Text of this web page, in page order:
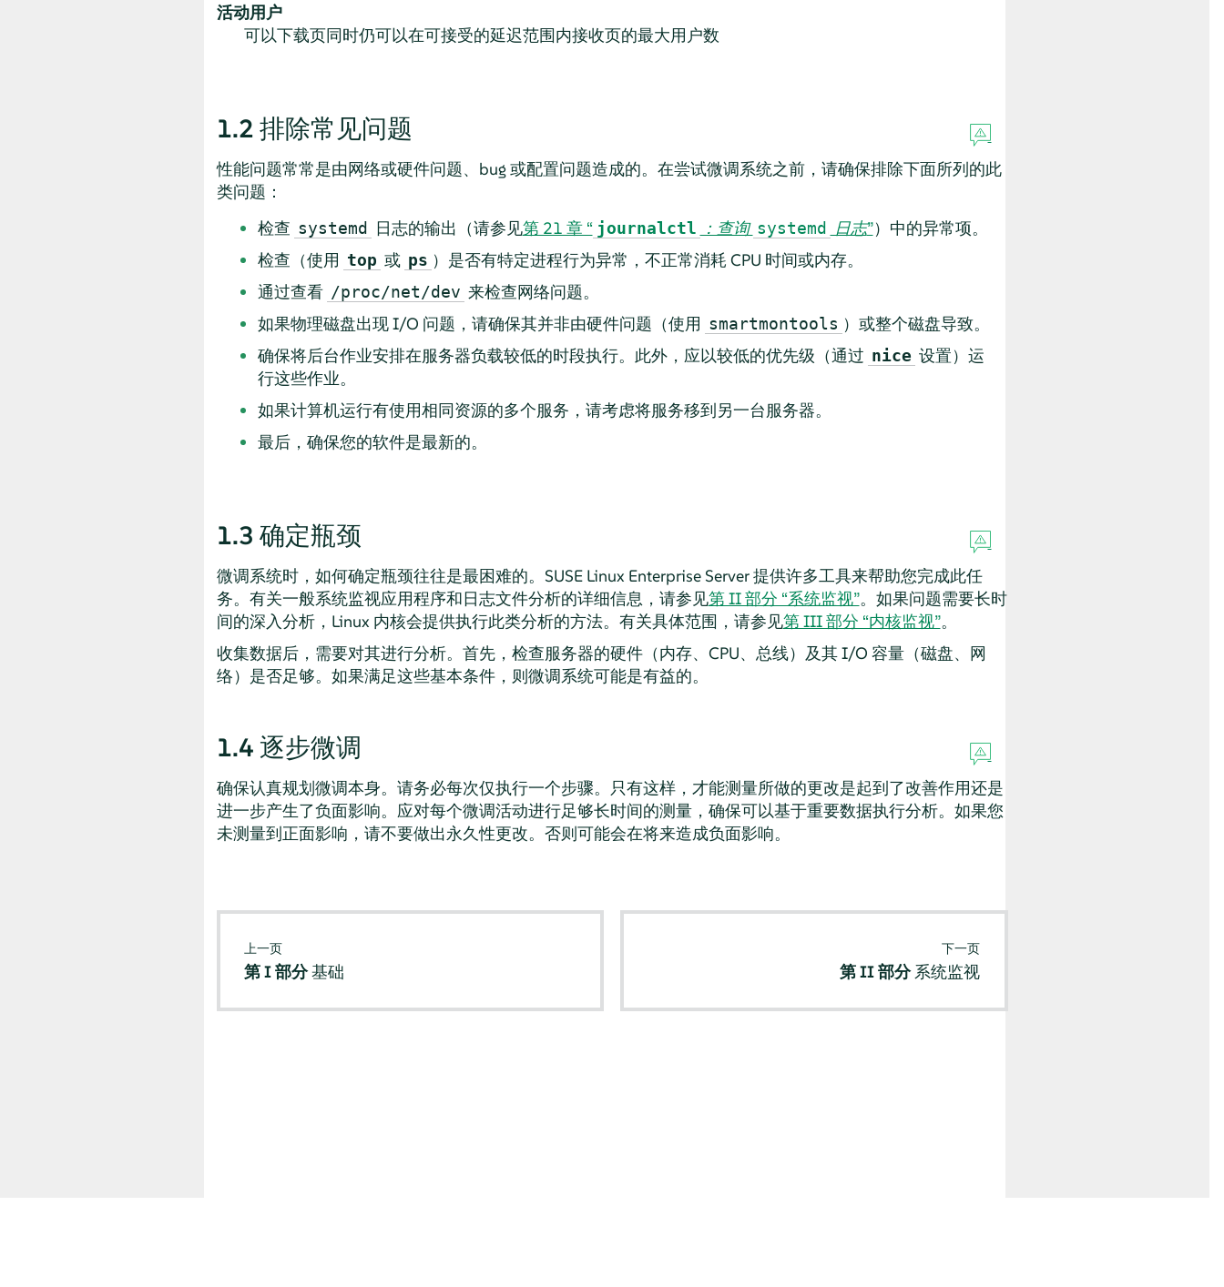
活动用户
可以下载页同时仍可以在可接受的延迟范围内接收页的最大用户数
1.2 排除常见问题
性能问题常常是由网络或硬件问题、bug 或配置问题造成的。在尝试微调系统之前，请确保排除下面所列的此
类问题：
检查 systemd 日志的输出（请参见第 21 章 “ journalctl ：查询 systemd 日志”）中的异常项。
检查（使用 top 或 ps ）是否有特定进程行为异常，不正常消耗 CPU 时间或内存。
通过查看 /proc/net/dev 来检查网络问题。
如果物理磁盘出现 I/O 问题，请确保其并非由硬件问题（使用 smartmontools ）或整个磁盘导致。
确保将后台作业安排在服务器负载较低的时段执行。此外，应以较低的优先级（通过 nice 设置）运
行这些作业。
如果计算机运行有使用相同资源的多个服务，请考虑将服务移到另一台服务器。
最后，确保您的软件是最新的。
1.3 确定瓶颈
微调系统时，如何确定瓶颈往往是最困难的。 SUSE Linux Enterprise Server提供许多工具来帮助您完成此任
务。有关一般系统监视应用程序和日志文件分析的详细信息，请参见第 II 部分 “系统监视”。如果问题需要长时
间的深入分析，Linux 内核会提供执行此类分析的方法。有关具体范围，请参见第 III 部分 “内核监视”。
收集数据后，需要对其进行分析。首先，检查服务器的硬件（内存、CPU、总线）及其 I/O 容量（磁盘、网
络）是否足够。如果满足这些基本条件，则微调系统可能是有益的。
1.4 逐步微调
确保认真规划微调本身。请务必每次仅执行一个步骤。只有这样，才能测量所做的更改是起到了改善作用还是
进一步产生了负面影响。应对每个微调活动进行足够长时间的测量，确保可以基于重要数据执行分析。如果您
未测量到正面影响，请不要做出永久性更改。否则可能会在将来造成负面影响。
上一页
第 I 部分基础
下一页
第 II 部分系统监视